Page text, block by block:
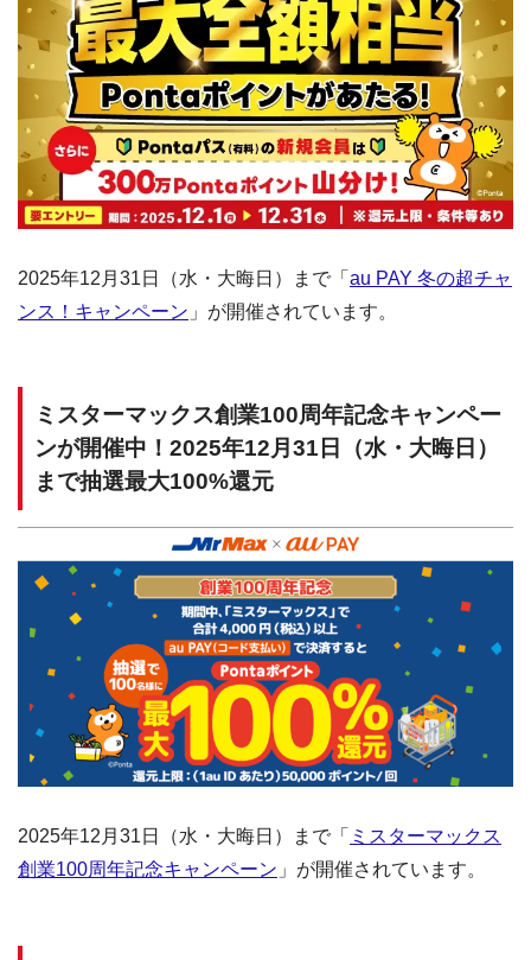
2025年12月31日（水・大晦日）まで「 au PAY 冬の超チャ
ンス！キャンペーン 」が開催されています。
ミスターマックス創業100周年記念キャンペー
ンが開催中！2025年12月31日（水・大晦日）
まで抽選最大100%還元
2025年12月31日（水・大晦日）まで「 ミスターマックス
創業100周年記念キャンペーン 」が開催されています。